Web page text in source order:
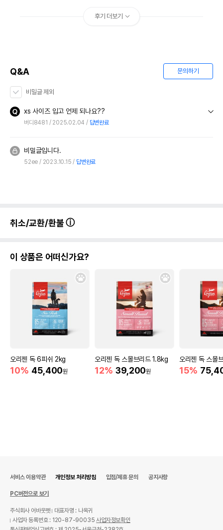
후기 더보기
Q&A 문의하기
비밀글 제외
xs 사이즈 입고 언제 되나요??
버디8481 2025.02.04 답변완료
비밀글입니다.
52ee 2023.10.15 답변완료
취소/교환/환불
이 상품은 어떠신가요?
오리젠 독 6피쉬 2kg
10% 45,400원
오리젠 독 스몰브리드 1.8kg
12% 39,200원
오리젠 독 스몰
15%
서비스 이용약관 개인정보 처리방침 입점/제휴 문의 공지사항
PC버전으로 보기
주식회사 어바웃펫
대표자명 : 나옥귀
사업자 등록번호 : 120-87-90035사업자정보확인